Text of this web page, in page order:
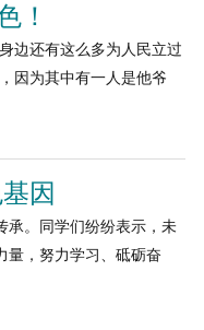
！
边还有这么多为人民立过
因为其中有一人是他爷
因
承。同学们纷纷表示，未
量，努力学习、砥砺奋